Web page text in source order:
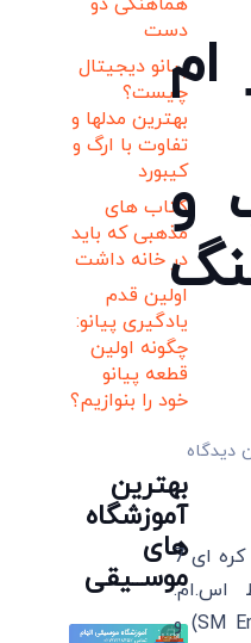
ام
و
دیدگاه
سوپر ام (SuperM) یک ابرگروه کره ای 7
اس.ام.
انترتینمنت کره (SM Entertainment) و
دست
پیانو دیجیتال
چیست؟
بهترین مدلها و
تفاوت با ارگ و
کیبورد
کتاب های
مذهبی که باید
در خانه داشت
اولین قدم
یادگیری پیانو:
چگونه اولین
قطعه پیانو
خود را بنوازیم؟
بهترین
آموزشگاه
های
موســیقی